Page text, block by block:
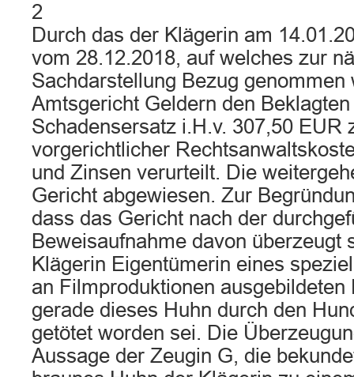
2
Durch das der Klägerin am
vom 28.12.2018, auf welches zur
Sachdarstellung Bezug genommen
Amtsgericht Geldern den
Schadensersatz i.H.v. 307,50 EUR
vorgerichtlicher
und Zinsen verurteilt. Die
Gericht abgewiesen. Zur
dass das Gericht nach der
Beweisaufnahme davon überzeugt
Klägerin Eigentümerin eines
an Filmproduktionen ausgebildeten
gerade dieses Huhn durch den
getötet worden sei. Die
Aussage der Zeugin G, die